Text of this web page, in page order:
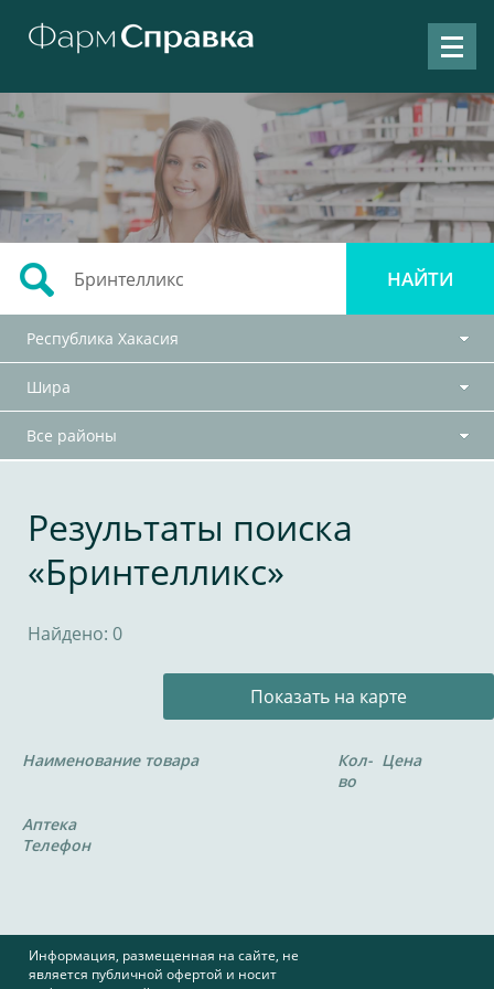
Республика Хакасия
Шира
Все районы
Результаты поиска
«Бринтелликс»
Найдено: 0
Показать на карте
Наименование товара
Кол-
во
Цена
Аптека
Телефон
Информация, размещенная на сайте, не
является публичной офертой и носит